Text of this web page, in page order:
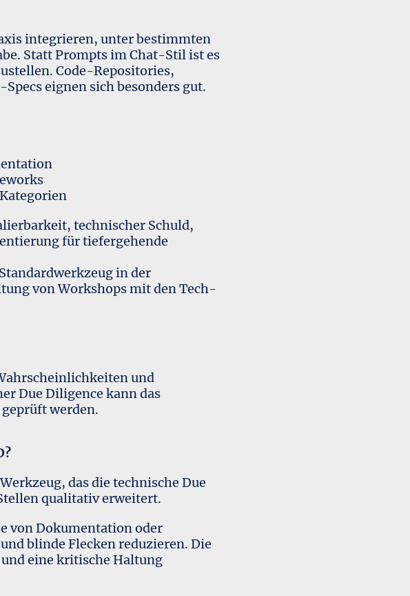
integrieren, unter bestimmten
Statt Prompts im Chat-Stil ist es
Code-Repositories,
eignen sich besonders gut.
technischer Schuld,
für tiefergehende
in der
von Workshops mit den Tech-
und
Due Diligence kann das
werden.
das die technische Due
qualitativ erweitert.
von Dokumentation oder
blinde Flecken reduzieren. Die
eine kritische Haltung